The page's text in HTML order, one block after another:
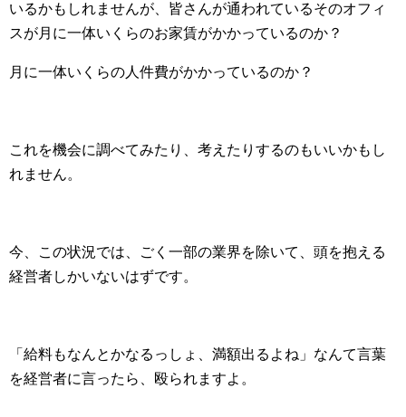
いるかもしれませんが、皆さんが通われているそのオフィ
スが月に一体いくらのお家賃がかかっているのか？
月に一体いくらの人件費がかかっているのか？
これを機会に調べてみたり、考えたりするのもいいかもし
れません。
今、この状況では、ごく一部の業界を除いて、頭を抱える
経営者しかいないはずです。
「給料もなんとかなるっしょ、満額出るよね」なんて言葉
を経営者に言ったら、殴られますよ。